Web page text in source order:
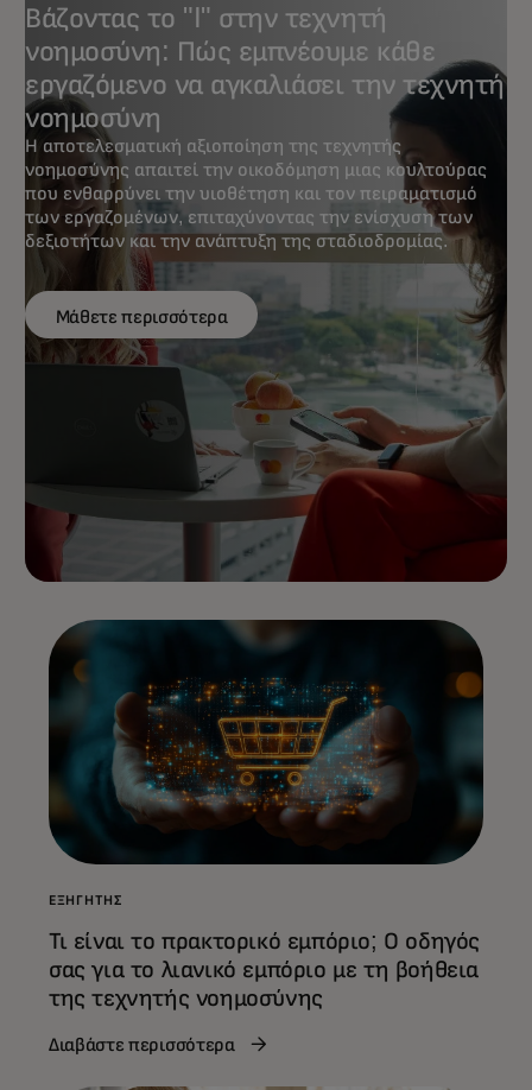
Βάζοντας το "I" στην τεχνητή
νοημοσύνη: Πώς εμπνέουμε κάθε
εργαζόμενο να αγκαλιάσει την τεχνητή
νοημοσύνη
Η αποτελεσματική αξιοποίηση της τεχνητής
νοημοσύνης απαιτεί την οικοδόμηση μιας κουλτούρας
που ενθαρρύνει την υιοθέτηση και τον πειραματισμό
των εργαζομένων, επιταχύνοντας την ενίσχυση των
δεξιοτήτων και την ανάπτυξη της σταδιοδρομίας.
Μάθετε περισσότερα
ΕΞΗΓΗΤΉΣ
Τι είναι το πρακτορικό εμπόριο; Ο οδηγός
σας για το λιανικό εμπόριο με τη βοήθεια
της τεχνητής νοημοσύνης
Διαβάστε περισσότερα